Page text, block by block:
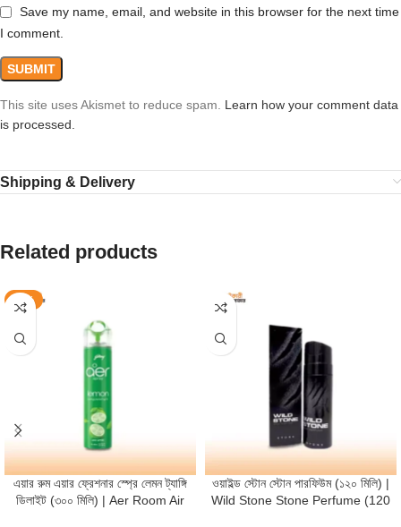
Save my name, email, and website in this browser for the next time
I comment.
This site uses Akismet to reduce spam. Learn how your comment data
is processed.
Shipping & Delivery
Related products
-11%
এয়ার রুম এয়ার ফ্রেশনার স্প্রে লেমন ট্যাঙ্গি
ডিলাইট (৩০০ মিলি) | Aer Room Air
ওয়াইল্ড স্টোন স্টোন পারফিউম (১২০ মিলি) |
Wild Stone Stone Perfume (120